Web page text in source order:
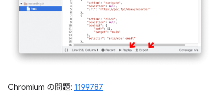
Chromium の問題: 1199787